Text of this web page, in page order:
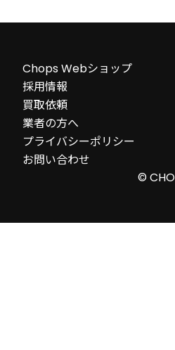
Chops Webショップ
採用情報
買取依頼
業者の方へ
プライバシーポリシー
お問い合わせ
©